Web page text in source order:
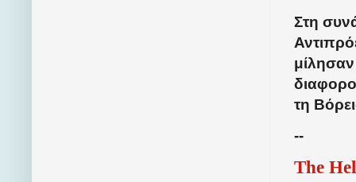
Στη
τη
--
The